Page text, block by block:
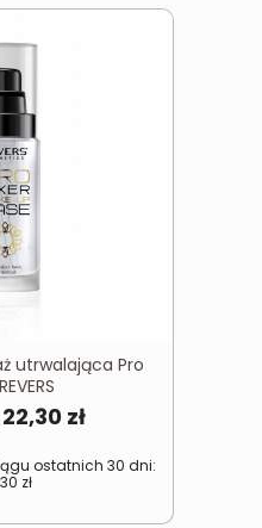
utrwalająca Pro
Pierwotna
wynosiła:
22,30 złAktualna
22,30 zł.
ostatnich 30 dni:
zł